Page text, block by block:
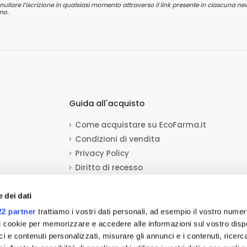
dei dati
partner trattiamo i vostri dati personali, ad esempio il vostro
cookie per memorizzare e accedere alle informazioni sul vostro
e contenuti personalizzati, misurare gli annunci e i contenuti,
l’iscrizione in qualsiasi momento attraverso il link presente in ciascuna
Guida all'acquisto
Come acquistare su EcoFarma.it
Condizioni di vendita
Privacy Policy
Diritto di recesso
S.r.la Socio Unicoviale Luca Gaurico 9/11 00143Roma(RM)P.IVA